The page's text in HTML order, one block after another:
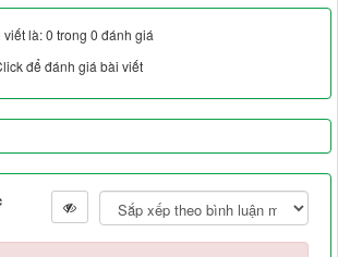
là: 0 trong 0 đánh giá
để đánh giá bài viết